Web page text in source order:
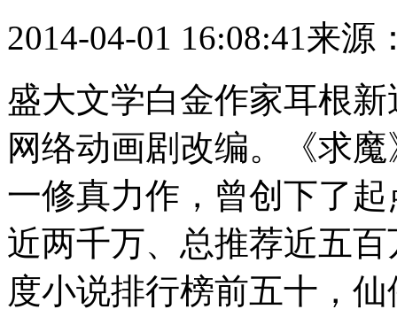
2014-04-01 16:08:41来源
盛大文学白金作家耳根
网络动画剧改编。《求
一修真力作，曾创下了
近两千万、总推荐近五
度小说排行榜前五十，